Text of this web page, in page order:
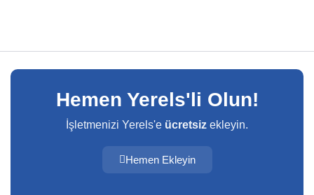
Hemen Yerels'li Olun!
İşletmenizi Yerels'e ücretsiz ekleyin.
Hemen Ekleyin